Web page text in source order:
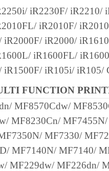
RESTRICTED
ーザー”とは、米国政府
お客様が米国政府エン
が適用されます ： The
that term is defined at
computer
iR2230F/ iR2210/
iR2010F/
iR2000F/ iR2000/
iR1600FL/
iR1500F/ iR105i/ iR105/
FUNCTION
MF8570Cdw/
MF8230Cn/
MF7330/
MF7140N/ MF7140/
MF229dw/ MF226dn/